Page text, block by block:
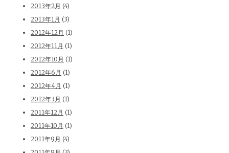
2013年2月 (4)
2013年1月 (3)
2012年12月 (1)
2012年11月 (1)
2012年10月 (1)
2012年6月 (1)
2012年4月 (1)
2012年3月 (1)
2011年12月 (1)
2011年10月 (1)
2011年9月 (4)